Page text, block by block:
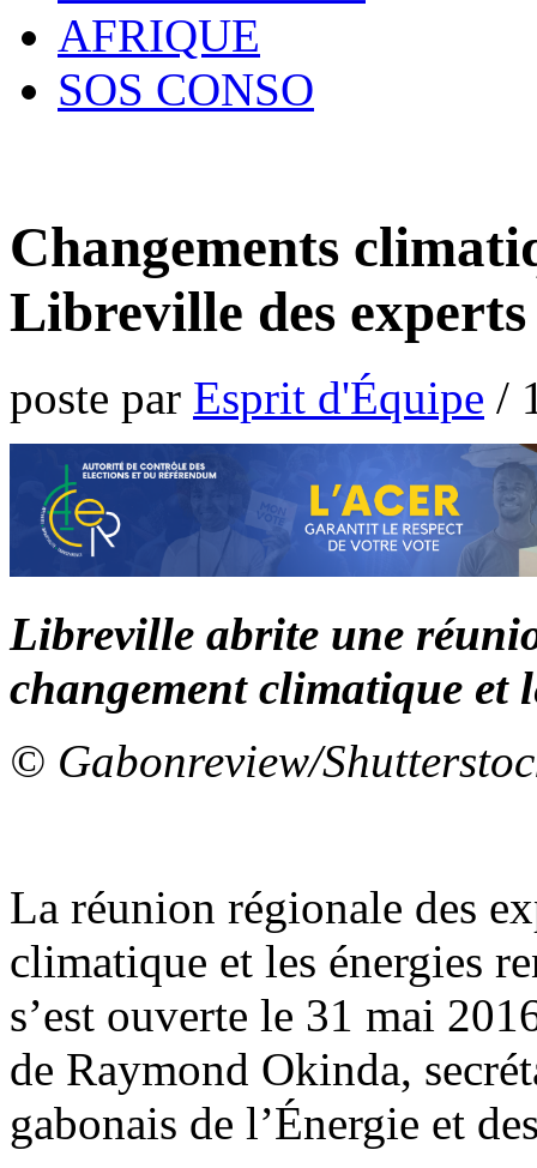
AFRIQUE
SOS CONSO
Changements
Libreville des
poste par Esprit d'Équipe /
Libreville abrite une
changement climatique et
© Gabonreview/
La réunion régionale des
climatique et les énergies
s’est ouverte le 31 mai
de Raymond Okinda,
gabonais de l’Énergie et